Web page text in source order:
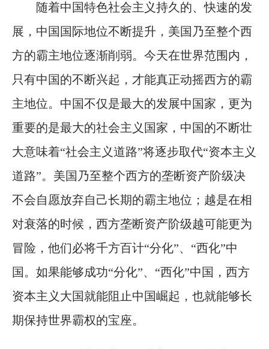
随着中国特色社会主义持久的、快速的发
展，中国国际地位不断提升，美国乃至整个西
方的霸主地位逐渐削弱。今天在世界范围内，
只有中国的不断兴起，才能真正动摇西方的霸
主地位。中国不仅是最大的发展中国家，更为
重要的是最大的社会主义国家，中国的不断壮
大意味着“社会主义道路”将逐步取代“资本主义
道路”。美国乃至整个西方的垄断资产阶级决
不会自愿放弃自己长期的霸主地位；越是在相
对衰落的时候，西方垄断资产阶级越可能更为
冒险，他们必将千方百计“分化”、“西化”中
国。如果能够成功“分化”、“西化”中国，西方
资本主义大国就能阻止中国崛起，也就能够长
期保持世界霸权的宝座。